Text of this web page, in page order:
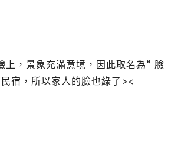
上，景象充滿意境，因此取名為” 臉
宿，所以家人的臉也綠了><